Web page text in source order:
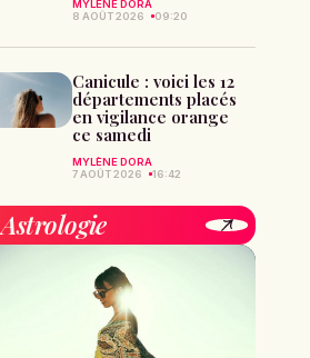
MYLÈNE DORA
8 AOÛT 2026
09:20
Canicule : voici les 12
départements placés
en vigilance orange
ce samedi
MYLÈNE DORA
7 AOÛT 2026
16:42
Astrologie